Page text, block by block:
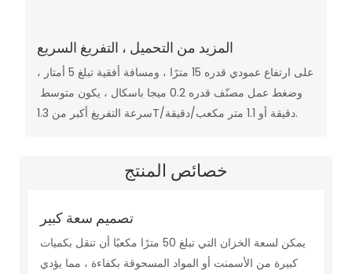
المزيد من التحميل ، التفريغ السريع
على ارتفاع عمودي قدره 15 مترًا ، ومسافة أفقية تبلغ 5 أمتار ،
وضغط عمل مصنّف قدره 0.2 ميجا باسكال ، يكون متوسط ​​
سرعة التفريغ أكبر من 1.3T/دقيقة أو 1.1 متر مكعب/دقيقة.
خصائص المنتج
تصميم سعة كبير
يمكن لسعة الخزان التي تبلغ 50 مترًا مكعبًا أن تنقل بكميات
كبيرة من الأسمنت أو المواد المسحوقة بكفاءة ، مما يؤدي